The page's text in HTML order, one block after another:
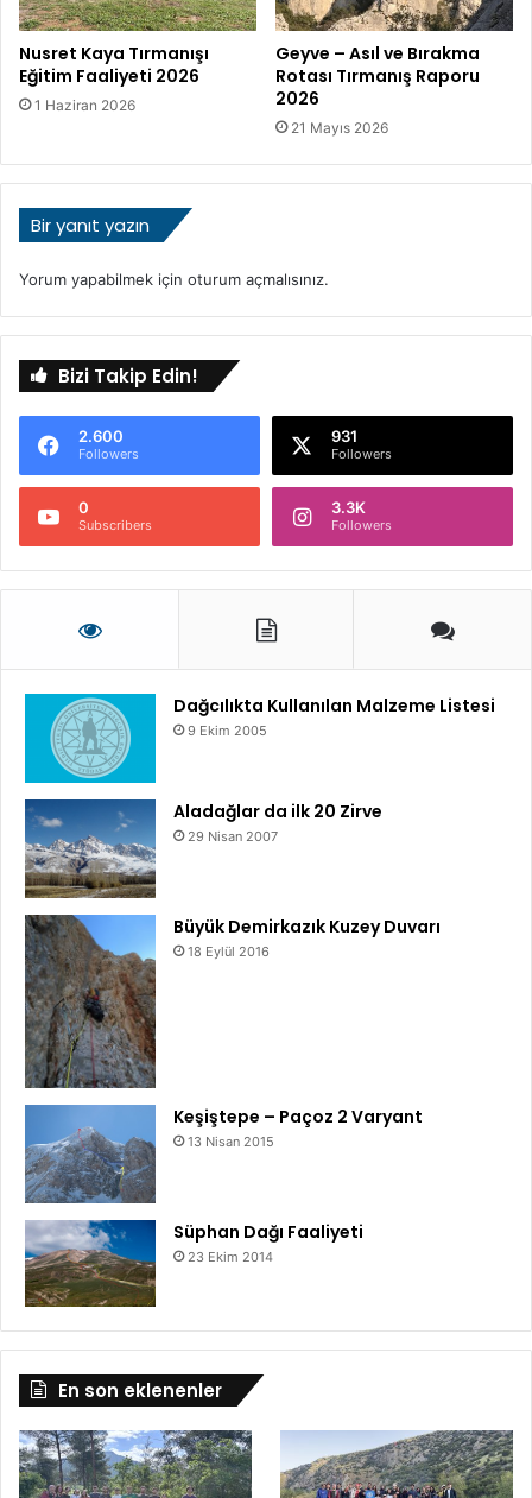
Nusret Kaya Tırmanışı
Eğitim Faaliyeti 2026
1 Haziran 2026
Geyve – Asıl ve Bırakma
Rotası Tırmanış Raporu
2026
21 Mayıs 2026
Bir yanıt yazın
Yorum yapabilmek için oturum açmalısınız.
Bizi Takip Edin!
2.600
Followers
931
Followers
0
Subscribers
3.3K
Followers
Dağcılıkta Kullanılan Malzeme Listesi
9 Ekim 2005
Aladağlar da ilk 20 Zirve
29 Nisan 2007
Büyük Demirkazık Kuzey Duvarı
18 Eylül 2016
Keşiştepe – Paçoz 2 Varyant
13 Nisan 2015
Süphan Dağı Faaliyeti
23 Ekim 2014
En son eklenenler